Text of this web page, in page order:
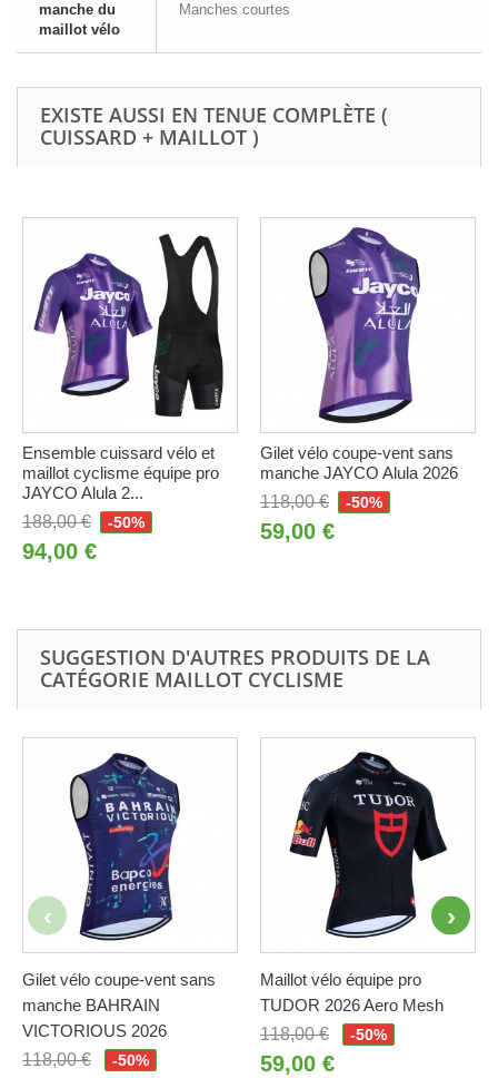
manche du
maillot vélo
Manches courtes
EXISTE AUSSI EN TENUE COMPLÈTE (
CUISSARD + MAILLOT )
Ensemble cuissard vélo et
maillot cyclisme équipe pro
JAYCO Alula 2...
188,00 €
-50%
94,00 €
Gilet vélo coupe-vent sans
manche JAYCO Alula 2026
118,00 €
-50%
59,00 €
SUGGESTION D'AUTRES PRODUITS DE LA
CATÉGORIE MAILLOT CYCLISME
Gilet vélo coupe-vent sans
manche BAHRAIN
VICTORIOUS 2026
118,00 €
-50%
Maillot vélo équipe pro
TUDOR 2026 Aero Mesh
118,00 €
-50%
59,00 €